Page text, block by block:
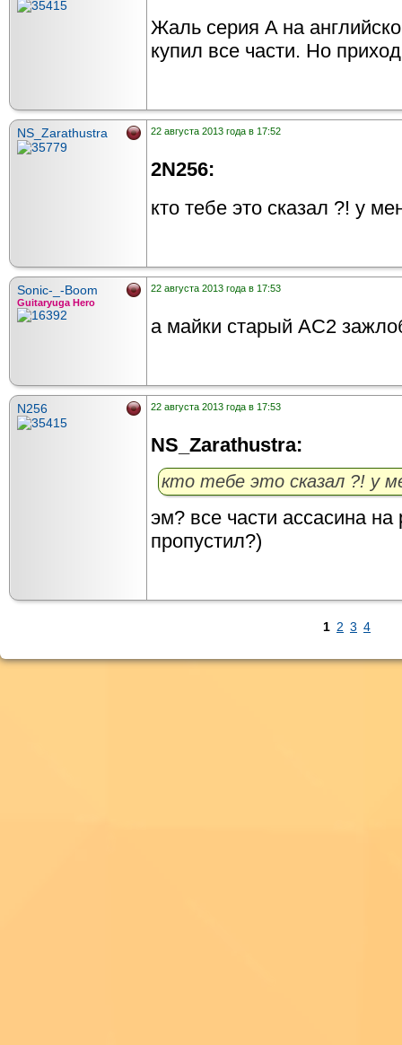
Жаль серия A на
купил все части. Но
NS_Zarathustra 22 августа 2013 года в 17:52
2N256:
кто тебе это сказал ?! у
Sonic-_-Boom
Guitaryuga Hero
22 августа 2013 года в 17:53
а майки старый AC2
N256 22 августа 2013 года в 17:53
NS_Zarathustra:
кто тебе это сказал ?! у
эм? все части ассасина на
пропустил?)
1 2 3 4